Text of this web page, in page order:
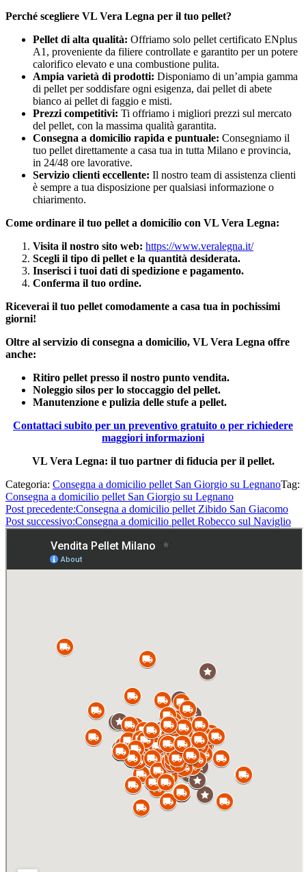
Perché scegliere VL Vera Legna per il tuo pellet?
Pellet di alta qualità: Offriamo solo pellet certificato ENplus
A1, proveniente da filiere controllate e garantito per un potere
calorifico elevato e una combustione pulita.
Ampia varietà di prodotti: Disponiamo di un’ampia gamma
di pellet per soddisfare ogni esigenza, dai pellet di abete
bianco ai pellet di faggio e misti.
Prezzi competitivi: Ti offriamo i migliori prezzi sul mercato
del pellet, con la massima qualità garantita.
Consegna a domicilio rapida e puntuale: Consegniamo il
tuo pellet direttamente a casa tua in tutta Milano e provincia,
in 24/48 ore lavorative.
Servizio clienti eccellente: Il nostro team di assistenza clienti
è sempre a tua disposizione per qualsiasi informazione o
chiarimento.
Come ordinare il tuo pellet a domicilio con VL Vera Legna:
Visita il nostro sito web: https://www.veralegna.it/
Scegli il tipo di pellet e la quantità desiderata.
Inserisci i tuoi dati di spedizione e pagamento.
Conferma il tuo ordine.
Riceverai il tuo pellet comodamente a casa tua in pochissimi
giorni!
Oltre al servizio di consegna a domicilio, VL Vera Legna offre
anche:
Ritiro pellet presso il nostro punto vendita.
Noleggio silos per lo stoccaggio del pellet.
Manutenzione e pulizia delle stufe a pellet.
Contattaci subito per un preventivo gratuito o per richiedere
maggiori informazioni
VL Vera Legna: il tuo partner di fiducia per il pellet.
Categoria: Consegna a domicilio pellet San Giorgio su LegnanoTag:
Consegna a domicilio pellet San Giorgio su Legnano
Post precedente:Consegna a domicilio pellet Zibido San Giacomo
Post successivo:Consegna a domicilio pellet Robecco sul Naviglio